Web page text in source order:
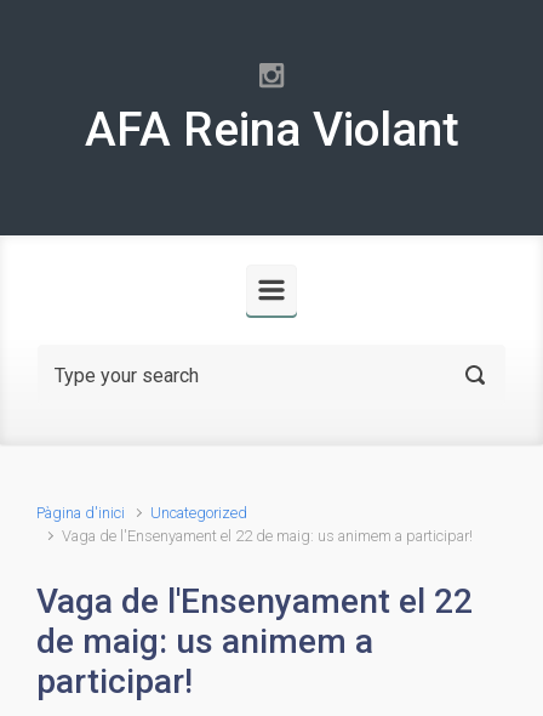
AFA Reina Violant
Pàgina d'inici
Uncategorized
Vaga de l'Ensenyament el 22 de maig: us animem a participar!
Vaga de l'Ensenyament el 22
de maig: us animem a
participar!